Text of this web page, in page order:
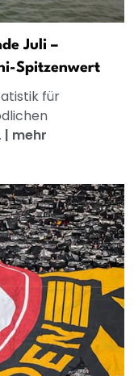
Juli –
Spitzenwert
für
| mehr